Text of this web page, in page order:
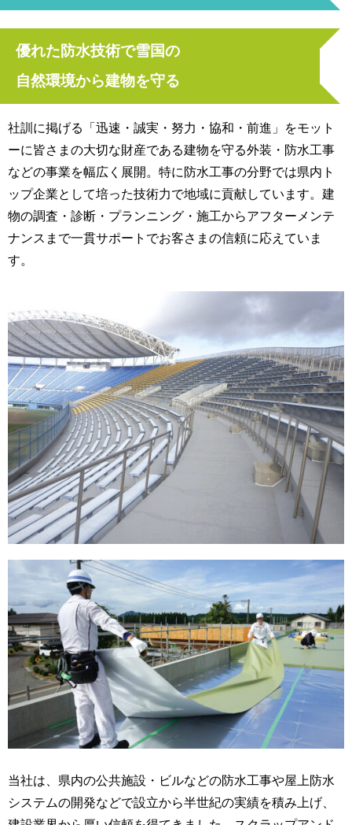
優れた防水技術で雪国の
自然環境から建物を守る
社訓に掲げる「迅速・誠実・努力・協和・前進」をモット
ーに皆さまの大切な財産である建物を守る外装・防水工事
などの事業を幅広く展開。特に防水工事の分野では県内ト
ップ企業として培った技術力で地域に貢献しています。建
物の調査・診断・プランニング・施工からアフターメンテ
ナンスまで一貫サポートでお客さまの信頼に応えていま
す。
当社は、県内の公共施設・ビルなどの防水工事や屋上防水
システムの開発などで設立から半世紀の実績を積み上げ、